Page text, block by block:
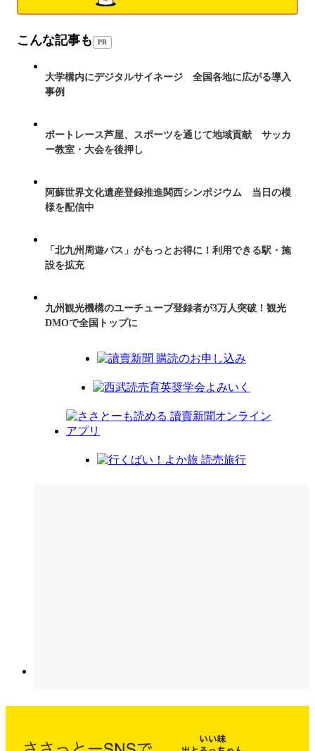
こんな記事も PR
大学構内にデジタルサイネージ 全国各地に広がる導入
事例
ボートレース芦屋、スポーツを通じて地域貢献 サッカ
ー教室・大会を後押し
阿蘇世界文化遺産登録推進関西シンポジウム 当日の模
様を配信中
「北九州周遊パス」がもっとお得に！利用できる駅・施
設を拡充
九州観光機構のユーチューブ登録者が3万人突破！観光
DMOで全国トップに